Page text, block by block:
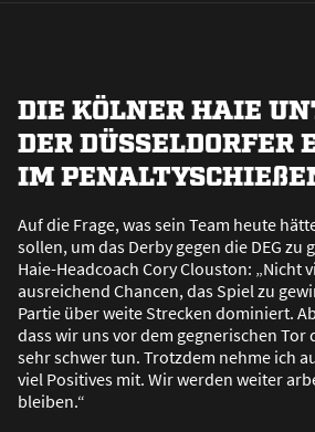
DIE KÖLNER HAIE
DER DÜSSELDORFER
IM PENALTYSCHIEß
Auf die Frage, was sein Team heute
sollen, um das Derby gegen die DEG zu
Haie-Headcoach Cory Clouston: „Nicht
ausreichend Chancen, das Spiel zu
Partie über weite Strecken dominiert.
dass wir uns vor dem gegnerischen Tor
sehr schwer tun. Trotzdem nehme ich
viel Positives mit. Wir werden weiter
bleiben.“